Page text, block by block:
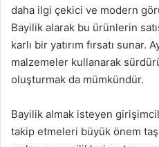
daha ilgi çekici ve modern
Bayilik alarak bu ürünlerin
karlı bir yatırım fırsatı sunar.
malzemeler kullanarak
oluşturmak da mümkündür.
Bayilik almak isteyen
takip etmeleri büyük önem